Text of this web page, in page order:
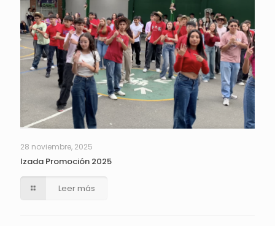
28 noviembre, 2025
Izada Promoción 2025
Leer más